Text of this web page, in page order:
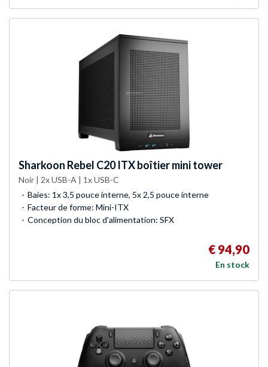
Sharkoon Rebel C20 ITX boîtier mini tower
Noir | 2x USB-A | 1x USB-C
Baies: 1x 3,5 pouce interne, 5x 2,5 pouce interne
Facteur de forme: Mini-ITX
Conception du bloc d'alimentation: SFX
€ 94,90
En stock